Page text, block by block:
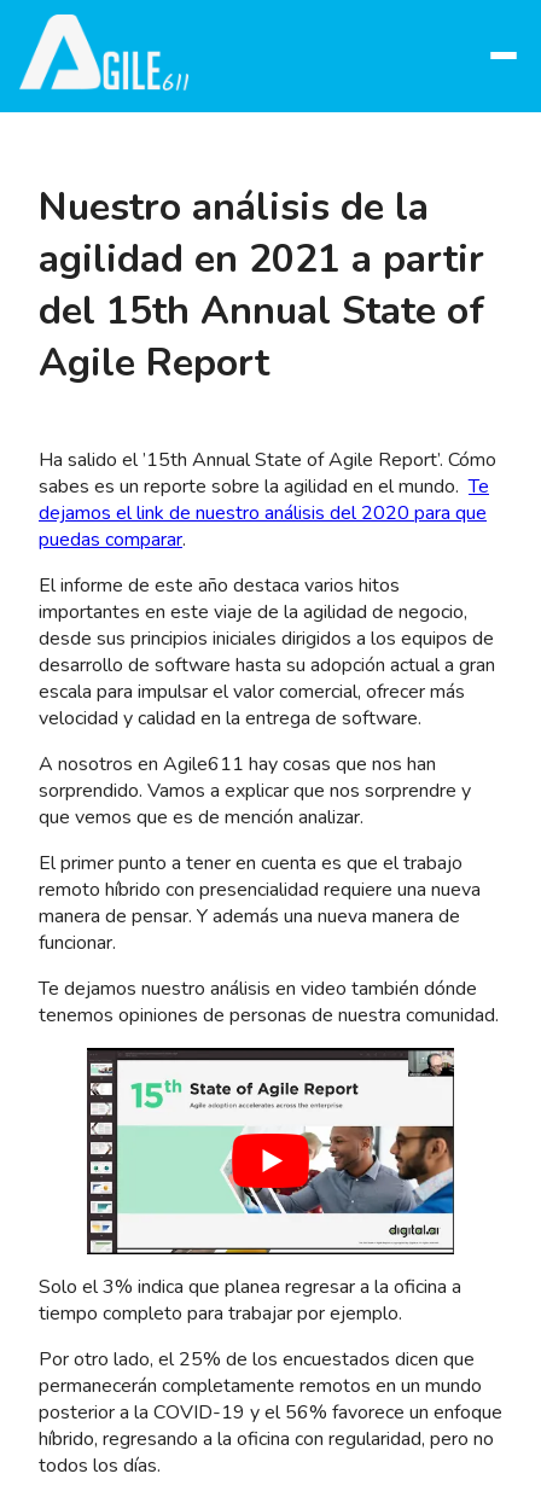
Abrir
Nuestro análisis de la
agilidad en 2021 a partir
del 15th Annual State of
Agile Report
Ha salido el ’15th Annual State of Agile Report’. Cómo
sabes es un reporte sobre la agilidad en el mundo.Te
dejamos el link de nuestro análisis del 2020 para que
puedas comparar.
El informe de este año destaca varios hitos
importantes en este viaje de la agilidad de negocio,
desde sus principios iniciales dirigidos a los equipos de
desarrollo de software hasta su adopción actual a gran
escala para impulsar el valor comercial, ofrecer más
velocidad y calidad en la entrega de software.
A nosotros en Agile611 hay cosas que nos han
sorprendido. Vamos a explicar que nos sorprendre y
que vemos que es de mención analizar.
El primer punto a tener en cuenta es que el trabajo
remoto híbrido con presencialidad requiere una nueva
manera de pensar. Y además una nueva manera de
funcionar.
Te dejamos nuestro análisis en video también dónde
tenemos opiniones de personas de nuestra comunidad.
Solo el 3% indica que planea regresar a la oficina a
tiempo completo para trabajar por ejemplo.
Por otro lado, el 25% de los encuestados dicen que
permanecerán completamente remotos en un mundo
posterior a la COVID-19 y el 56% favorece un enfoque
híbrido, regresando a la oficina con regularidad, pero no
todos los días.